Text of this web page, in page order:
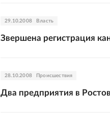
29.10.2008 Власть
Звершена регистрация
28.10.2008 Происшествия
Два предприятия в